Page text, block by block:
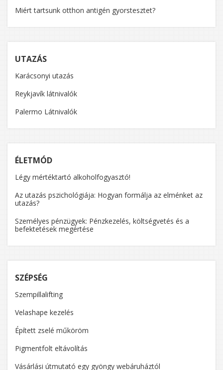
Miért tartsunk otthon antigén gyorstesztet?
UTAZÁS
Karácsonyi utazás
Reykjavík látnivalók
Palermo Látnivalók
ÉLETMÓD
Légy mértéktartó alkoholfogyasztó!
Az utazás pszichológiája: Hogyan formálja az elménket az
utazás?
Személyes pénzügyek: Pénzkezelés, költségvetés és a
befektetések megértése
SZÉPSÉG
Szempillalifting
Velashape kezelés
Épített zselé műköröm
Pigmentfolt eltávolítás
Vásárlási útmutató egy gyöngy webáruháztól